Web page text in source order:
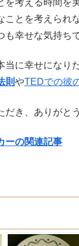
ことを考えられ
も幸せな気持ち
当に幸せになり
則やTEDでの彼
だき、ありがと
ーの関連記事